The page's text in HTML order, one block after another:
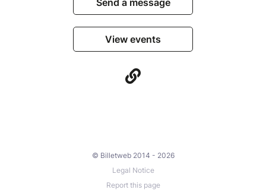
Send a message
View events
© Billetweb 2014 - 2026
Legal Notice
Report this page